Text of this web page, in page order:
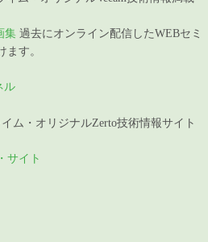
集 過去にオンライン配信したWEBセミ
す。
ル
ム・オリジナルZerto技術情報サイト
サイト